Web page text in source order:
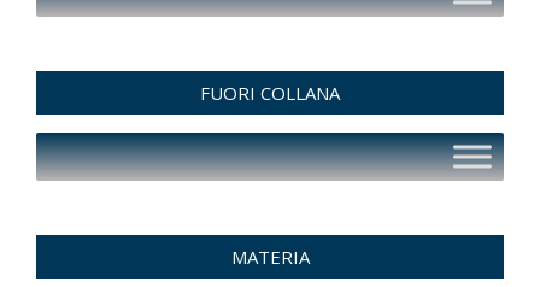
FUORI COLLANA
MATERIA